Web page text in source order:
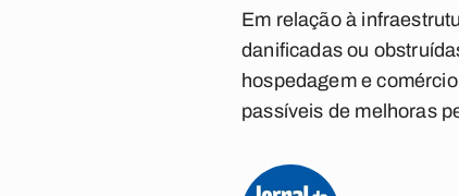
Em relação à
danificadas ou
hospedagem e
passíveis de melhoras